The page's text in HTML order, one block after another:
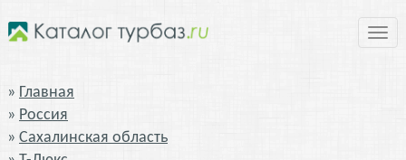
Главная
Россия
Сахалинская область